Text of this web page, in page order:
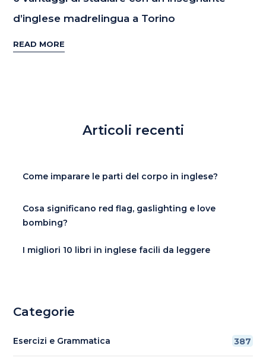
d’inglese madrelingua a Torino
READ MORE
Articoli recenti
Come imparare le parti del corpo in inglese?
Cosa significano red flag, gaslighting e love
bombing?
I migliori 10 libri in inglese facili da leggere
Categorie
Esercizi e Grammatica 387